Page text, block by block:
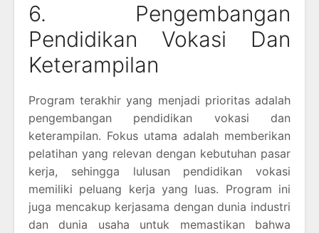
6. Pengembangan
Pendidikan Vokasi Dan
Keterampilan
Program terakhir yang menjadi prioritas adalah
pengembangan pendidikan vokasi dan
keterampilan. Fokus utama adalah memberikan
pelatihan yang relevan dengan kebutuhan pasar
kerja, sehingga lulusan pendidikan vokasi
memiliki peluang kerja yang luas. Program ini
juga mencakup kerjasama dengan dunia industri
dan dunia usaha untuk memastikan bahwa